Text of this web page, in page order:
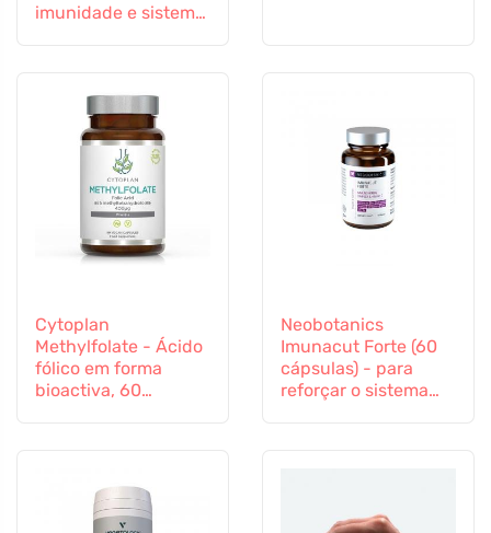
imunidade e sistema
Cytoplan
Methylfolate - Ácido
fólico em forma
bioactiva, 60
Neobotanics
Imunacut Forte (60
cápsulas) - para
reforçar o sistema